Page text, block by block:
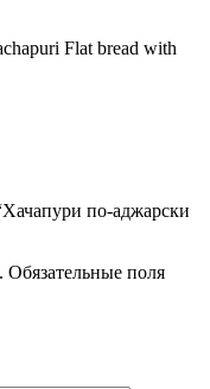
Flat bread with
по-аджарски
Обязательные поля